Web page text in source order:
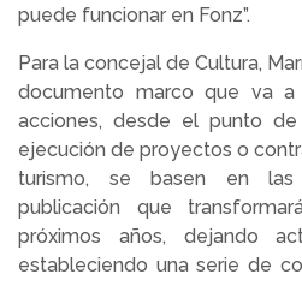
puede funcionar en Fonz”.
Para la concejal de Cultura,
documento marco que va
acciones, desde el punto
ejecución de proyectos o
turismo, se basen en las
publicación que
próximos años, dejando
estableciendo una serie de